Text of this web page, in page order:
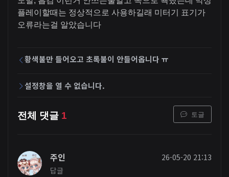
플레이할때는 정상적으로 사용하길래 미터기 표기가
오류라는걸 알았습니다
황색불만 들어오고 초록불이 안들어옵니다 ㅠ
설정창을 열 수 없습니다.
전체 댓글 1 토글
주인
26-05-20 21:13
답글